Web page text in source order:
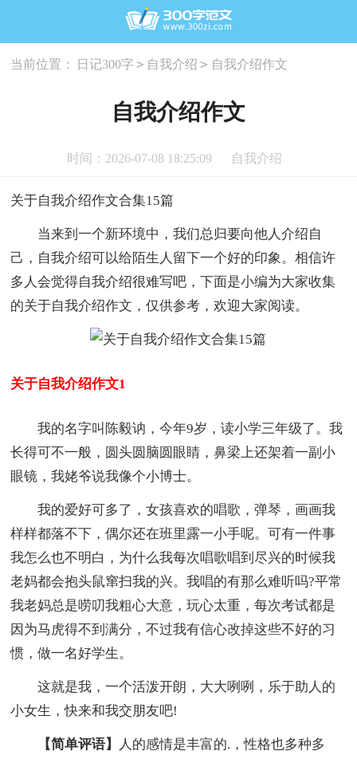
当前位置： 日记300字 > 自我介绍 > 自我介绍作文
自我介绍作文
时间：2026-07-08 18:25:09 自我介绍
关于自我介绍作文合集15篇
当来到一个新环境中，我们总归要向他人介绍自
己，自我介绍可以给陌生人留下一个好的印象。相信许
多人会觉得自我介绍很难写吧，下面是小编为大家收集
的关于自我介绍作文，仅供参考，欢迎大家阅读。
关于自我介绍作文1
我的名字叫陈毅讷，今年9岁，读小学三年级了。我
长得可不一般，圆头圆脑圆眼睛，鼻梁上还架着一副小
眼镜，我姥爷说我像个小博士。
我的爱好可多了，女孩喜欢的唱歌，弹琴，画画我
样样都落不下，偶尔还在班里露一小手呢。可有一件事
我怎么也不明白，为什么我每次唱歌唱到尽兴的时候我
老妈都会抱头鼠窜扫我的兴。我唱的有那么难听吗?平常
我老妈总是唠叨我粗心大意，玩心太重，每次考试都是
因为马虎得不到满分，不过我有信心改掉这些不好的习
惯，做一名好学生。
这就是我，一个活泼开朗，大大咧咧，乐于助人的
小女生，快来和我交朋友吧!
【简单评语】
人的感情是丰富的.，性格也多种多